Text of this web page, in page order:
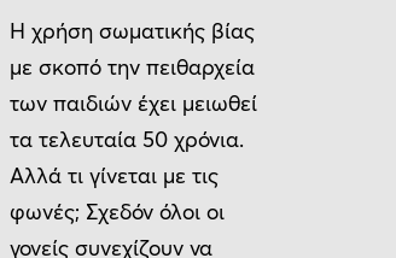
H χρήση σωματικής βίας
με σκοπό την πειθαρχεία
των παιδιών έχει μειωθεί
τα τελευταία 50 χρόνια.
Αλλά τι γίνεται με τις
φωνές; Σχεδόν όλοι οι
γονείς συνεχίζουν να